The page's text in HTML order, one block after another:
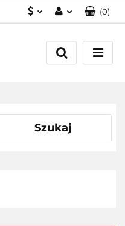
Zaloguj się
Załóż konto
(0)
Szukaj